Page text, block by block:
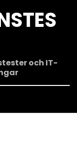
och IT-